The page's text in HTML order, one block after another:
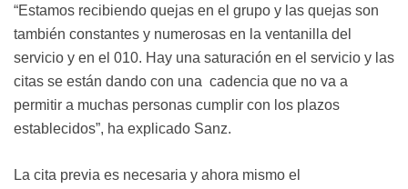
“Estamos recibiendo quejas en el grupo y las quejas son
también constantes y numerosas en la ventanilla del
servicio y en el 010. Hay una saturación en el servicio y las
citas se están dando con una cadencia que no va a
permitir a muchas personas cumplir con los plazos
establecidos”, ha explicado Sanz.
La cita previa es necesaria y ahora mismo el